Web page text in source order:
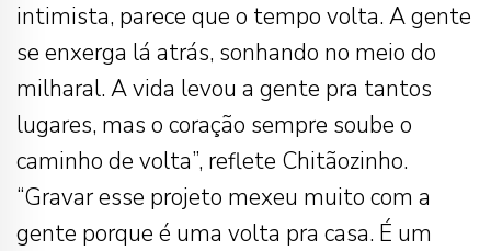
intimista, parece que o tempo volta. A gente
se enxerga lá atrás, sonhando no meio do
milharal. A vida levou a gente pra tantos
lugares, mas o coração sempre soube o
caminho de volta”, reflete Chitãozinho.
“Gravar esse projeto mexeu muito com a
gente porque é uma volta pra casa. É um